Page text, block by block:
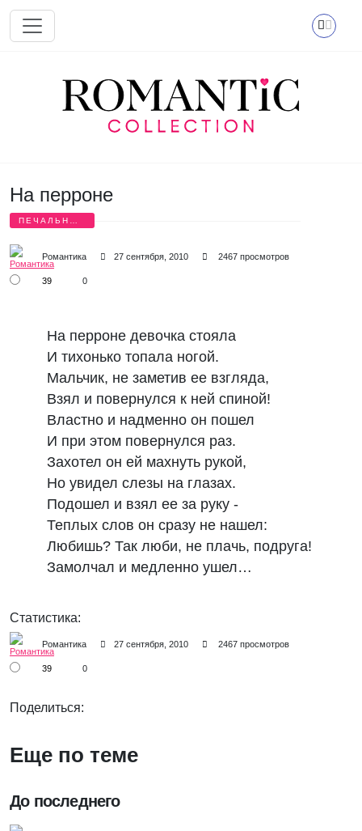
Перейти к основному содержанию
На перроне
ПЕЧАЛЬНЫЕ
Романтика 27 сентября, 2010 2467 просмотров
39 0
На перроне девочка стояла
И тихонько топала ногой.
Мальчик, не заметив ее взгляда,
Взял и повернулся к ней спиной!
Властно и надменно он пошел
И при этом повернулся раз.
Захотел он ей махнуть рукой,
Но увидел слезы на глазах.
Подошел и взял ее за руку -
Теплых слов он сразу не нашел:
Любишь? Так люби, не плачь, подруга!
Статистика:
Романтика 27 сентября, 2010 2467 просмотров
39 0
Поделиться:
Еще по теме
До последнего